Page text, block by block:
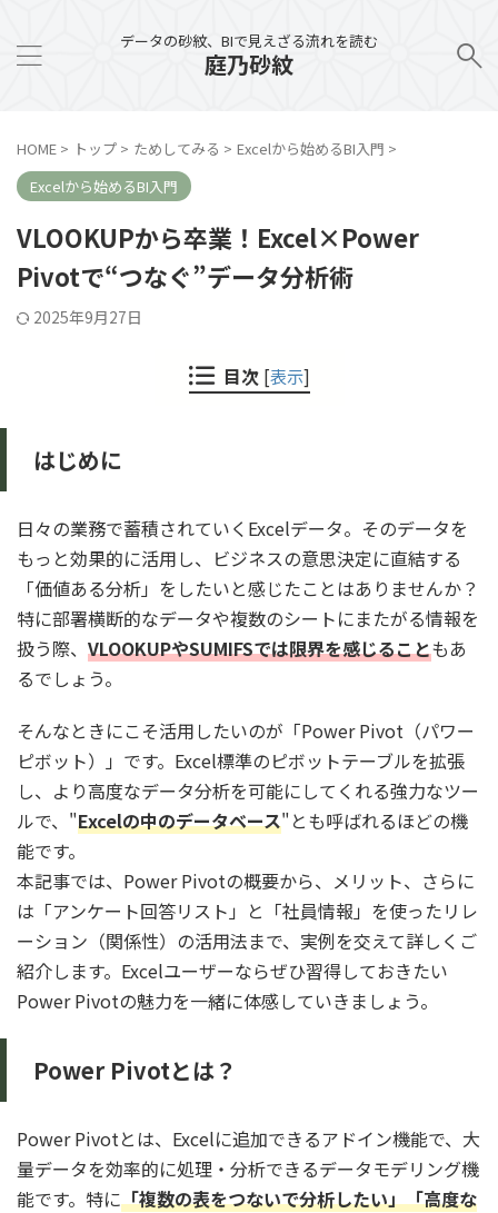
データの砂紋、BIで見えざる流れを読む
庭乃砂紋
HOME > トップ > ためしてみる > Excelから始めるBI入門 >
Excelから始めるBI入門
VLOOKUPから卒業！Excel×Power
Pivotで“つなぐ”データ分析術
2025年9月27日
目次 [表示]
はじめに
日々の業務で蓄積されていくExcelデータ。そのデータを
もっと効果的に活用し、ビジネスの意思決定に直結する
「価値ある分析」をしたいと感じたことはありませんか？
特に部署横断的なデータや複数のシートにまたがる情報を
扱う際、 VLOOKUPやSUMIFSでは限界を感じることもあ
るでしょう。
そんなときにこそ活用したいのが「Power Pivot（パワー
ピボット）」です。Excel標準のピボットテーブルを拡張
し、より高度なデータ分析を可能にしてくれる強力なツー
ルで、"Excelの中のデータベース"とも呼ばれるほどの機
能です。
本記事では、Power Pivotの概要から、メリット、さらに
は「アンケート回答リスト」と「社員情報」を使ったリレ
ーション（関係性）の活用法まで、実例を交えて詳しくご
紹介します。Excelユーザーならぜひ習得しておきたい
Power Pivotの魅力を一緒に体感していきましょう。
Power Pivotとは？
Power Pivotとは、Excelに追加できるアドイン機能で、大
量データを効率的に処理・分析できるデータモデリング機
能です。特に「複数の表をつないで分析したい」「高度な